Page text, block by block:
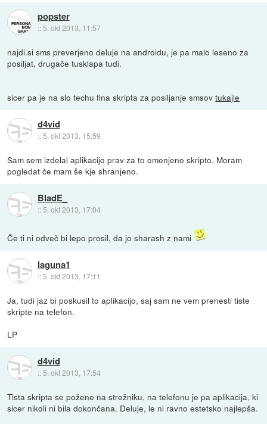
popster
:: 5. okt 2013, 11:57
najdi.si sms preverjeno deluje na androidu, je pa malo leseno za
posiljat, drugače tusklapa tudi.
sicer pa je na slo techu fina skripta za posiljanje smsovtukajle
d4vid
::5. okt 2013, 15:59
Sam sem izdelal aplikacijo prav za to omenjeno skripto. Moram
pogledat če mam še kje shranjeno.
BladE_
:: 5. okt 2013, 17:04
Če ti ni odveč bi lepo prosil, da jo sharash z nami
laguna1
::5. okt 2013, 17:11
Ja, tudi jaz bi poskusil to aplikacijo, saj sam ne vem prenesti tiste
skripte na telefon.
LP
d4vid
:: 5. okt 2013, 17:54
Tista skripta se požene na strežniku, na telefonu je pa aplikacija, ki
sicer nikoli ni bila dokončana. Deluje, le ni ravno estetsko najlepša.